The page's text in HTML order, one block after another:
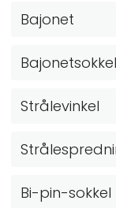
Bajonet
Bajonetsokkel
Strålevinkel
Bi-pin-sokkel